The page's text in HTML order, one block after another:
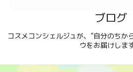
ブログ
コスメコンシェルジュが、”自分のちか
ウをお届けします